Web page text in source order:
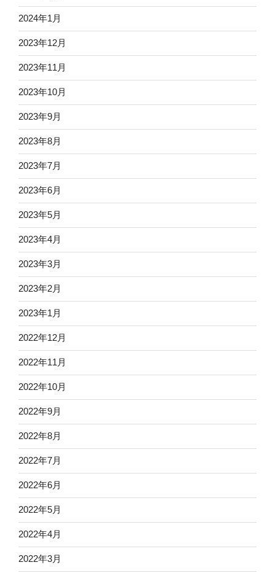
2024年1月
2023年12月
2023年11月
2023年10月
2023年9月
2023年8月
2023年7月
2023年6月
2023年5月
2023年4月
2023年3月
2023年2月
2023年1月
2022年12月
2022年11月
2022年10月
2022年9月
2022年8月
2022年7月
2022年6月
2022年5月
2022年4月
2022年3月